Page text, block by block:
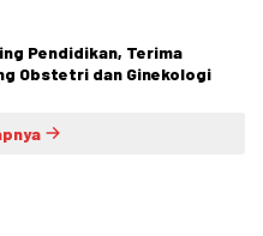
Pendidikan, Terima
Obstetri dan Ginekologi